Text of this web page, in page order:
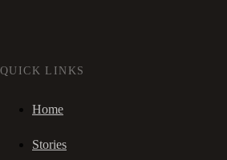
QUICK LINKS
Home
Stories